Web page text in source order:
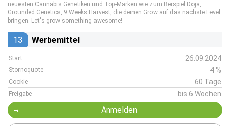
neuesten Cannabis Genetiken und Top-Marken wie zum Beispiel Doja,
Grounded Genetics, 9 Weeks Harvest, die deinen Grow auf das nächste Level
bringen. Let's grow something awesome!
13 Werbemittel
Start 26.09.2024
Stornoquote 4 %
Cookie 60 Tage
Freigabe bis 6 Wochen
Anmelden